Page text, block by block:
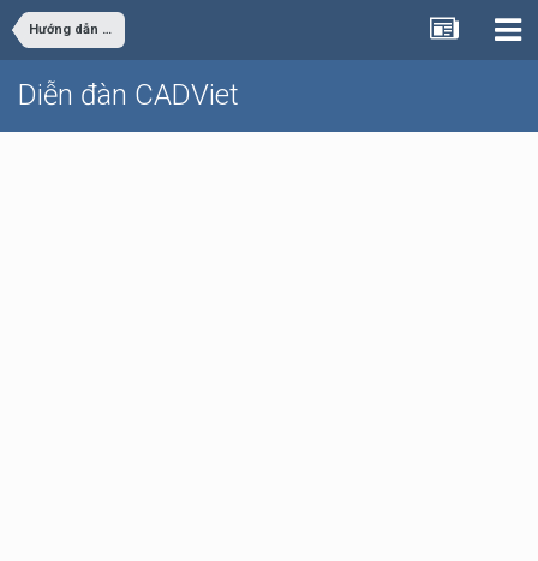
Hướng dẫn giải bài tập các chuyên ngành
Diễn đàn CADViet